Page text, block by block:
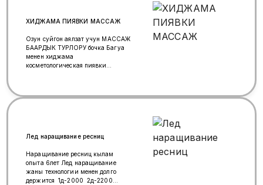
ХИДЖАМА ПИЯВКИ МАССАЖ
Озун суйгон аялзат учун МАССАЖ
БААРДЫК ТУРЛОРУ бочка Багуа
менен хиджама
косметологическая пиявки
Лед наращивание ресниц
Наращивание ресниц кылам
опыта 6лет Лед наращивание
жаны технологии менен долго
держится 1д-2000 2д-2200